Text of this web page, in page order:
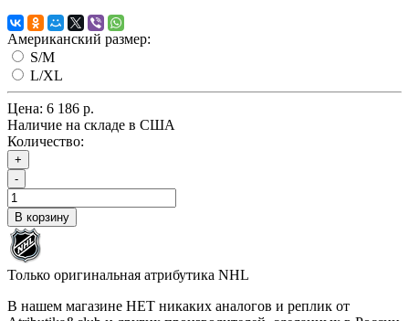
Американский размер:
S/M
L/XL
Цена: 6 186 р.
Наличие на складе в США
Количество:
+
-
В корзину
Только оригинальная атрибутика NHL
В нашем магазине НЕТ никаких аналогов и реплик от